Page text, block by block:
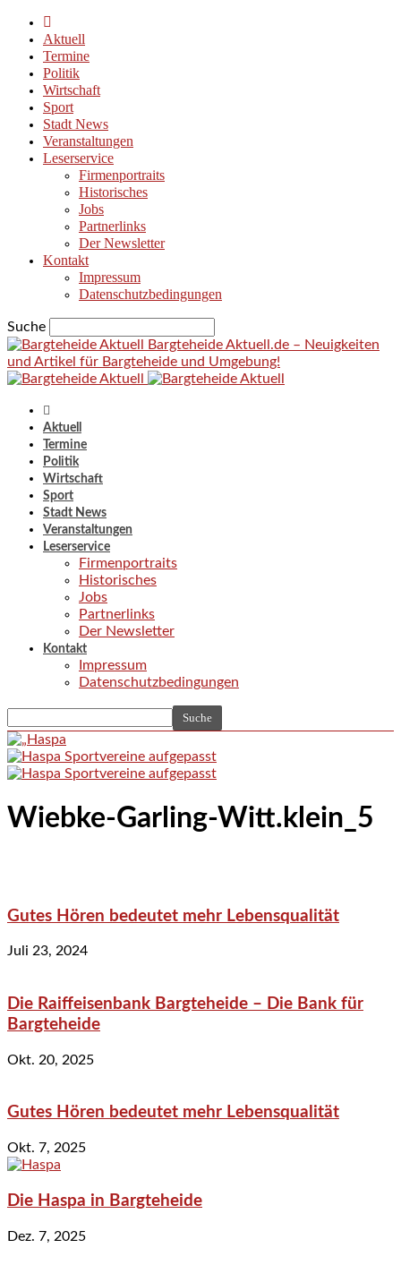
Aktuell
Termine
Politik
Wirtschaft
Sport
Stadt News
Veranstaltungen
Leserservice
Firmenportraits
Historisches
Jobs
Partnerlinks
Der Newsletter
Kontakt
Impressum
Datenschutzbedingungen
Suche
Bargteheide Aktuell.de – Neuigkeiten
und Artikel für Bargteheide und Umgebung!
Aktuell
Termine
Politik
Wirtschaft
Sport
Stadt News
Veranstaltungen
Leserservice
Firmenportraits
Historisches
Jobs
Partnerlinks
Der Newsletter
Kontakt
Impressum
Datenschutzbedingungen
Wiebke-Garling-Witt.klein_5
Gutes Hören bedeutet mehr Lebensqualität
Juli 23, 2024
Die Raiffeisenbank Bargteheide – Die Bank für
Bargteheide
Okt. 20, 2025
Gutes Hören bedeutet mehr Lebensqualität
Okt. 7, 2025
Die Haspa in Bargteheide
Dez. 7, 2025